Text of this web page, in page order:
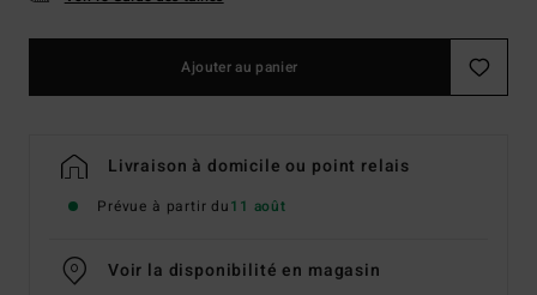
Ajouter au panier
Livraison à domicile ou point relais
Prévue à partir du11 août
Voir la disponibilité en magasin